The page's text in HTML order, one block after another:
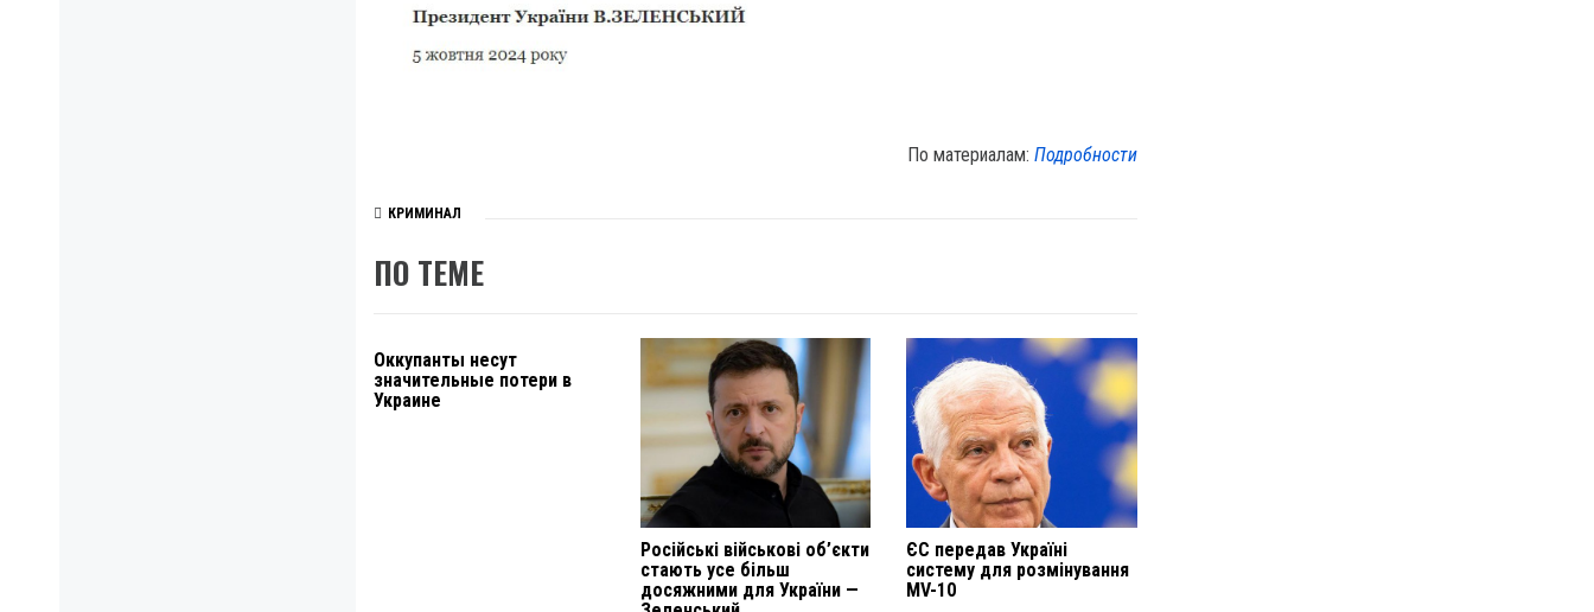
По материалам:Подробности
КРИМИНАЛ
ПО ТЕМЕ
Оккупанты несут
значительные потери в
Украине
Російські військові об’єкти
стають усе більш
досяжними для України —
ЄС передав Україні
систему для розмінування
MV-10